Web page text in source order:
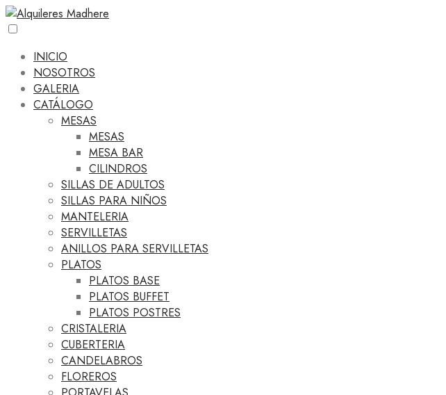
INICIO
NOSOTROS
GALERIA
CATÁLOGO
MESAS
MESAS
MESA BAR
CILINDROS
SILLAS DE ADULTOS
SILLAS PARA NIÑOS
MANTELERIA
SERVILLETAS
ANILLOS PARA SERVILLETAS
PLATOS
PLATOS BASE
PLATOS BUFFET
PLATOS POSTRES
CRISTALERIA
CUBERTERIA
CANDELABROS
FLOREROS